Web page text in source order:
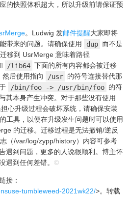
的快照体积超大，所以升级前请保证预
。Ludwig 发邮件提醒大家即将
带来的问题。请确保使用
dup 而不是
移到 UsrMerge 意味着路径
/lib64 下面的所有内容都会被迁移
然后使用指向 /usr 的符号连接替代那
/bin/foo -> /usr/bin/foo 的符
其本身产生冲突。对于那些没有使用
心升级过程会破坏系统，请确保安装
工具，以便在升级发生问题时可以使用
的迁移。迁移过程是无法撤销/逆反
（/var/log/zypp/history）内容可参考
遇到问题，更多的人说很顺利。博主怀
遇到任何差错。©
接：
tumbleweed-2021wk22/>。转载